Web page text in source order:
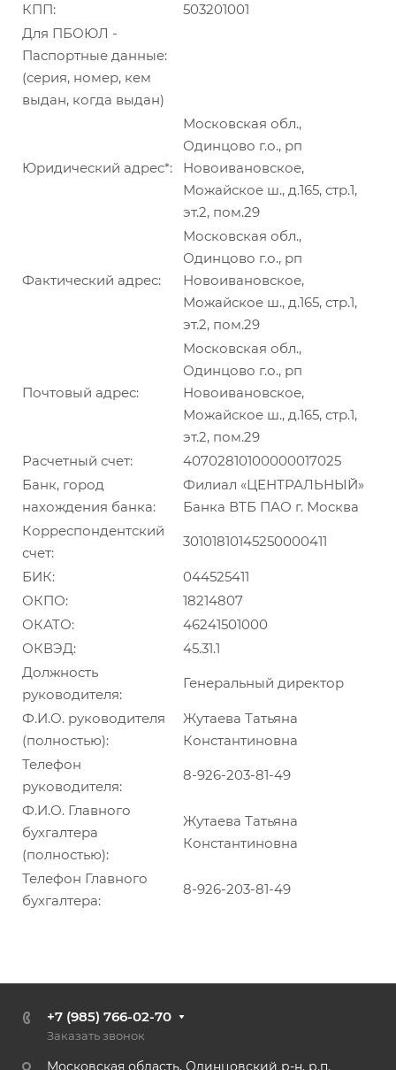
КПП:
503201001
Для ПБОЮЛ -
Паспортные данные:
(серия, номер, кем
выдан, когда выдан)
Юридический адрес*:
Московская обл.,
Одинцово г.о., рп
Новоивановское,
Можайское ш., д.165, стр.1,
эт.2, пом.29
Фактический адрес:
Московская обл.,
Одинцово г.о., рп
Новоивановское,
Можайское ш., д.165, стр.1,
эт.2, пом.29
Почтовый адрес:
Московская обл.,
Одинцово г.о., рп
Новоивановское,
Можайское ш., д.165, стр.1,
эт.2, пом.29
Расчетный счет:
40702810100000017025
Банк, город
нахождения банка:
Филиал «ЦЕНТРАЛЬНЫЙ»
Банка ВТБ ПАО г. Москва
Корреспондентский
счет:
30101810145250000411
БИК:
044525411
ОКПО:
18214807
ОКАТО:
46241501000
ОКВЭД:
45.31.1
Должность
руководителя:
Генеральный директор
Ф.И.О. руководителя
(полностью):
Жутаева Татьяна
Константиновна
Телефон
руководителя:
8-926-203-81-49
Ф.И.О. Главного
бухгалтера
(полностью):
Жутаева Татьяна
Константиновна
Телефон Главного
бухгалтера:
8-926-203-81-49
+7 (985) 766-02-70
Заказать звонок